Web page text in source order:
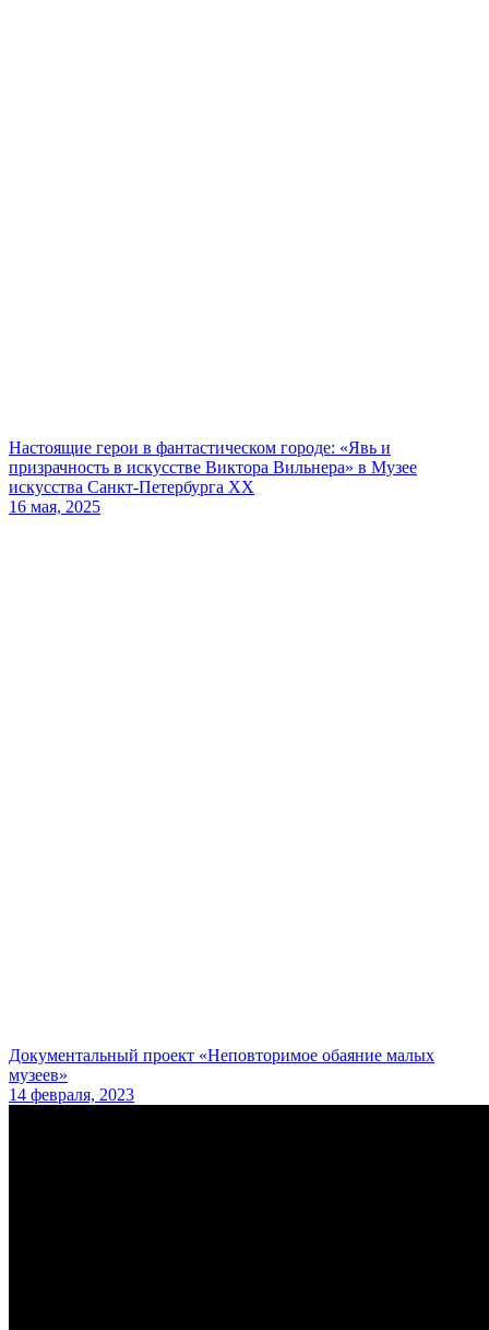
Настоящие герои в фантастическом городе: «Явь и
призрачность в искусстве Виктора Вильнера» в Музее
искусства Санкт-Петербурга XX
16 мая, 2025
Документальный проект «Неповторимое обаяние малых
музеев»
14 февраля, 2023